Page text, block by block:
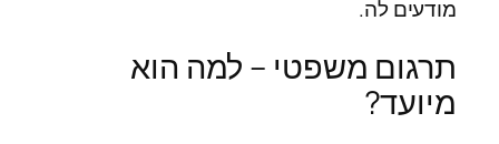
מודעים לה.
תרגום משפטי – למה הוא
מיועד?